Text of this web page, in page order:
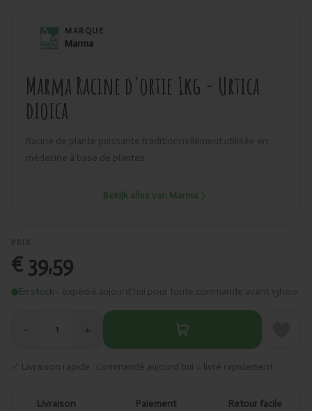
MARQUE
Marma
Marma Racine d'ortie 1kg - Urtica
dioica
Racine de plante puissante traditionnellement utilisée en
médecine à base de plantes.
Bekijk alles van Marma
PRIX
€ 39,59
En stock– expédié aujourd’hui pour toute commande avant 13h00
− 1 +
✓ Livraison rapide · Commandé aujourd’hui = livré rapidement
Livraison
Paiement
Retour facile